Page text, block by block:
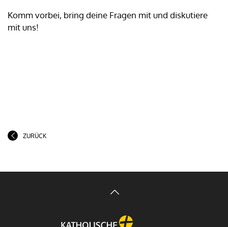
Komm vorbei, bring deine Fragen mit und diskutiere
mit uns!
ZURÜCK